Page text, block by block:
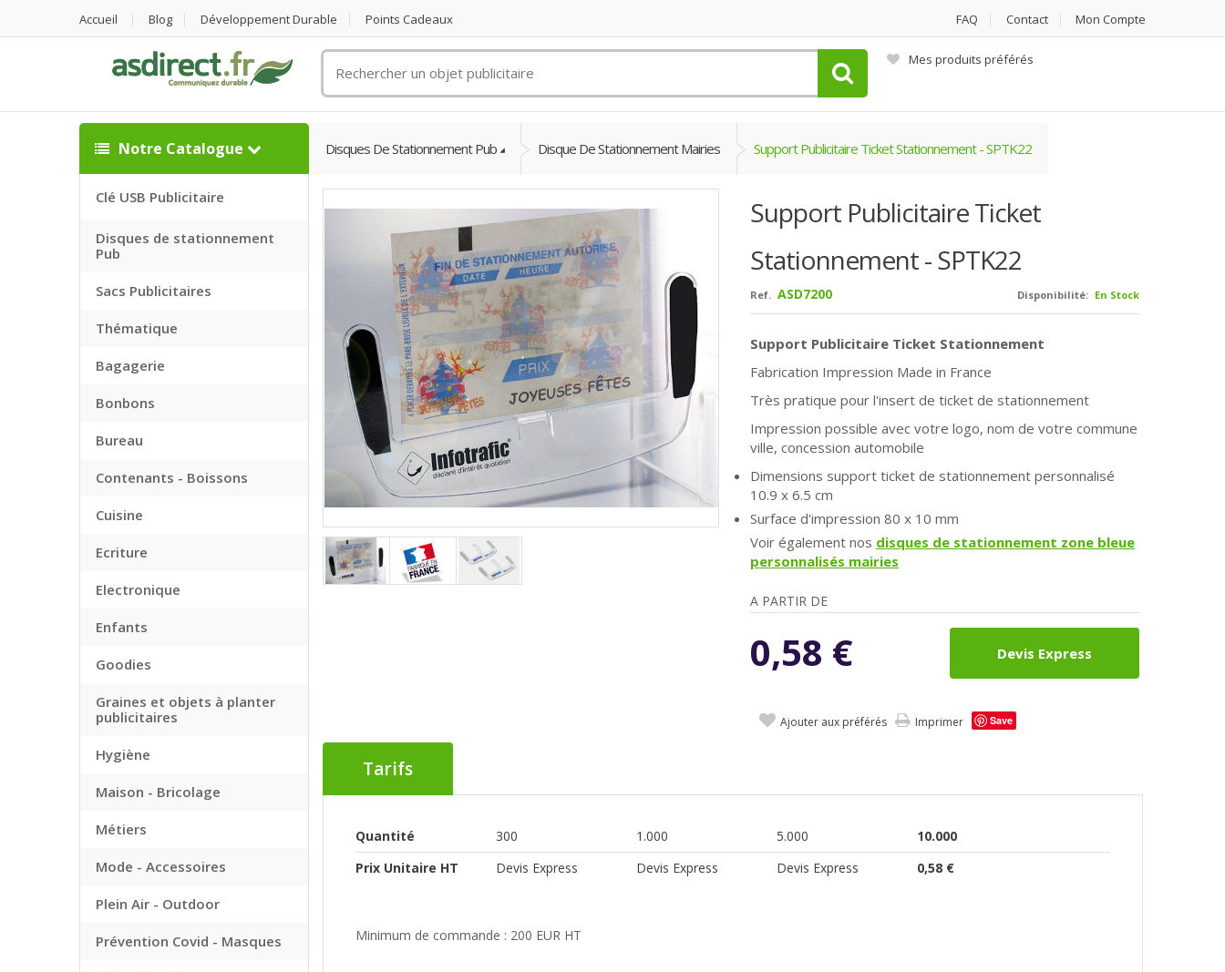
Accueil Blog Développement Durable Points Cadeaux FAQ Contact Mon Compte
un
objet
publicitaire
Mes produits préférés
Notre Catalogue
Clé USB Publicitaire
Disques de stationnement
Pub
Sacs Publicitaires
Thématique
Bagagerie
Bonbons
Bureau
Contenants - Boissons
Cuisine
Ecriture
Electronique
Enfants
Goodies
Graines et objets à planter
publicitaires
Hygiène
Maison - Bricolage
Métiers
Mode - Accessoires
Plein Air - Outdoor
Prévention Covid - Masques
Disques De Stationnement Pub Disque De Stationnement Mairies Support Publicitaire Ticket Stationnement - SPTK22
Support Publicitaire Ticket
Stationnement - SPTK22
Disponibilité: En Stock
Ref. ASD7200
Support Publicitaire Ticket Stationnement
Fabrication Impression Made in France
Très pratique pour l'insert de ticket de stationnement
Impression possible avec votre logo, nom de votre commune
ville, concession automobile
Dimensions support ticket de stationnement personnalisé
10.9 x 6.5 cm
Surface d'impression 80 x 10 mm
Voir également nos disques de stationnement zone bleue
personnalisés mairies
A PARTIR DE
0,58 € Devis Express
Ajouter aux préférés Imprimer Save
Tarifs
Quantité 300 1.000 5.000
10.000
Prix Unitaire HT
Devis Express Devis Express Devis Express 0,58 €
Minimum de commande : 200 EUR HT